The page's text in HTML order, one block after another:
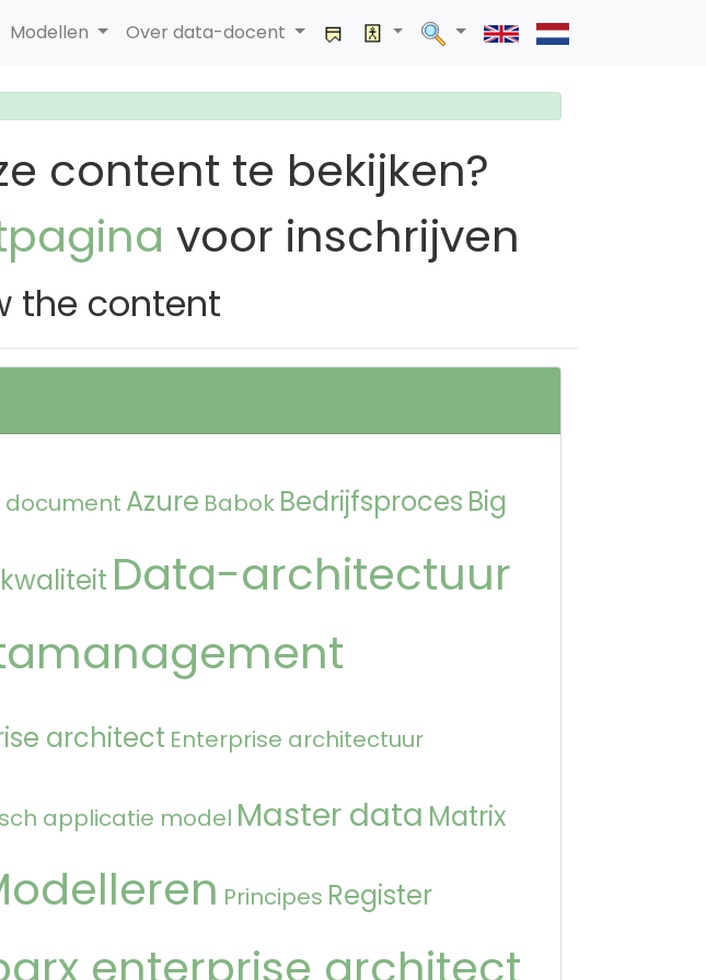
Modellen Over data-docent
content te bekijken?
voor inschrijven
the content
document Azure Babok Bedrijfsproces Big
Data-architectuur
architect Enterprise architectuur
applicatie model Master data Matrix
Principes Register